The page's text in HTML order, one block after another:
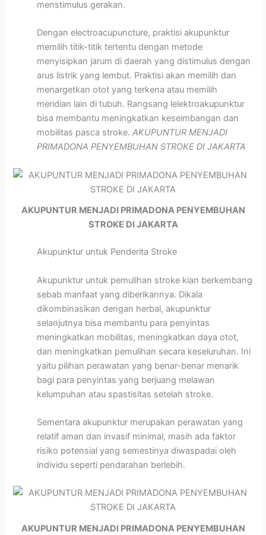
menstimulus gerakan.
Dengan electroacupuncture, praktisi akupunktur
memilih titik-titik tertentu dengan metode
menyisipkan jarum di daerah yang distimulus dengan
arus listrik yang lembut. Praktisi akan memilih dan
menargetkan otot yang terkena atau memilih
meridian lain di tubuh. Rangsang lelektroakupunktur
bisa membantu meningkatkan keseimbangan dan
mobilitas pasca stroke.AKUPUNTUR MENJADI
PRIMADONA PENYEMBUHAN STROKE DI JAKARTA
AKUPUNTUR MENJADI PRIMADONA PENYEMBUHAN
STROKE DI JAKARTA
Akupunktur untuk Penderita Stroke
Akupunktur untuk pemulihan stroke kian berkembang
sebab manfaat yang diberikannya. Dikala
dikombinasikan dengan herbal, akupunktur
selanjutnya bisa membantu para penyintas
meningkatkan mobilitas, meningkatkan daya otot,
dan meningkatkan pemulihan secara keseluruhan. Ini
yaitu pilihan perawatan yang benar-benar menarik
bagi para penyintas yang berjuang melawan
kelumpuhan atau spastisitas setelah stroke.
Sementara akupunktur merupakan perawatan yang
relatif aman dan invasif minimal, masih ada faktor
risiko potensial yang semestinya diwaspadai oleh
individu seperti pendarahan berlebih.
AKUPUNTUR MENJADI PRIMADONA PENYEMBUHAN